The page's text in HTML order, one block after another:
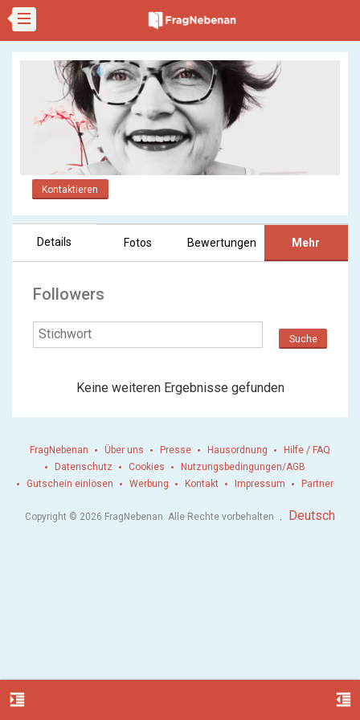
Kontaktieren
Details Fotos Bewertungen Mehr
Followers
Suche
Keine weiteren Ergebnisse gefunden
format_indent_increase format_indent_decrease
FragNebenan Über uns Presse Hausordnung
Hilfe / FAQ
Datenschutz
Cookies
Nutzungsbedingungen/AGB
Gutschein einlösen
Werbung Kontakt Impressum Partner
Copyright © 2026 FragNebenan. Alle Rechte vorbehalten . Deutsch